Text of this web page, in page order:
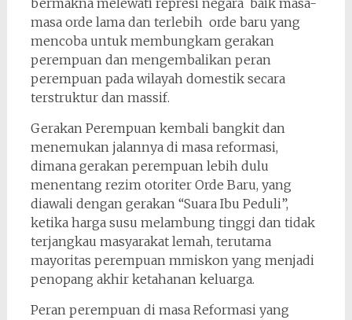
bermakna melewati represi negara baik masa-
masa orde lama dan terlebih orde baru yang
mencoba untuk membungkam gerakan
perempuan dan mengembalikan peran
perempuan pada wilayah domestik secara
terstruktur dan massif.
Gerakan Perempuan kembali bangkit dan
menemukan jalannya di masa reformasi,
dimana gerakan perempuan lebih dulu
menentang rezim otoriter Orde Baru, yang
diawali dengan gerakan “Suara Ibu Peduli”,
ketika harga susu melambung tinggi dan tidak
terjangkau masyarakat lemah, terutama
mayoritas perempuan mmiskon yang menjadi
penopang akhir ketahanan keluarga.
Peran perempuan di masa Reformasi yang